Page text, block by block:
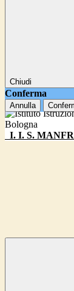
Chiudi
Conferma
Annulla
I. I. S.